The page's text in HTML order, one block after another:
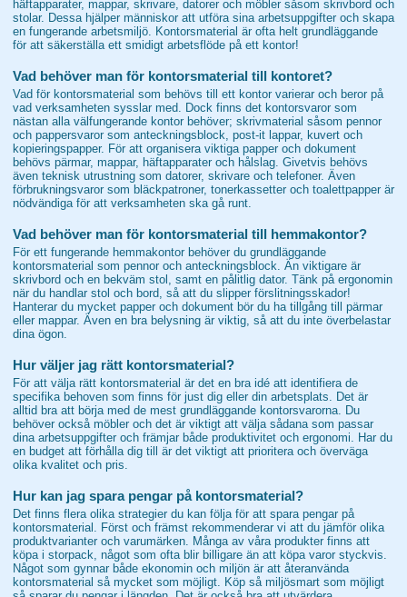
häftapparater, mappar, skrivare, datorer och möbler såsom skrivbord och
stolar. Dessa hjälper människor att utföra sina arbetsuppgifter och skapa
en fungerande arbetsmiljö. Kontorsmaterial är ofta helt grundläggande
för att säkerställa ett smidigt arbetsflöde på ett kontor!
Vad behöver man för kontorsmaterial till kontoret?
Vad för kontorsmaterial som behövs till ett kontor varierar och beror på
vad verksamheten sysslar med. Dock finns det kontorsvaror som
nästan alla välfungerande kontor behöver; skrivmaterial såsom pennor
och pappersvaror som anteckningsblock, post-it lappar, kuvert och
kopieringspapper. För att organisera viktiga papper och dokument
behövs pärmar, mappar, häftapparater och hålslag. Givetvis behövs
även teknisk utrustning som datorer, skrivare och telefoner. Även
förbrukningsvaror som bläckpatroner, tonerkassetter och toalettpapper är
nödvändiga för att verksamheten ska gå runt.
Vad behöver man för kontorsmaterial till hemmakontor?
För ett fungerande hemmakontor behöver du grundläggande
kontorsmaterial som pennor och anteckningsblock. Än viktigare är
skrivbord och en bekväm stol, samt en pålitlig dator. Tänk på ergonomin
när du handlar stol och bord, så att du slipper förslitningsskador!
Hanterar du mycket papper och dokument bör du ha tillgång till pärmar
eller mappar. Även en bra belysning är viktig, så att du inte överbelastar
dina ögon.
Hur väljer jag rätt kontorsmaterial?
För att välja rätt kontorsmaterial är det en bra idé att identifiera de
specifika behoven som finns för just dig eller din arbetsplats. Det är
alltid bra att börja med de mest grundläggande kontorsvarorna. Du
behöver också möbler och det är viktigt att välja sådana som passar
dina arbetsuppgifter och främjar både produktivitet och ergonomi. Har du
en budget att förhålla dig till är det viktigt att prioritera och överväga
olika kvalitet och pris.
Hur kan jag spara pengar på kontorsmaterial?
Det finns flera olika strategier du kan följa för att spara pengar på
kontorsmaterial. Först och främst rekommenderar vi att du jämför olika
produktvarianter och varumärken. Många av våra produkter finns att
köpa i storpack, något som ofta blir billigare än att köpa varor styckvis.
Något som gynnar både ekonomin och miljön är att återanvända
kontorsmaterial så mycket som möjligt. Köp så miljösmart som möjligt